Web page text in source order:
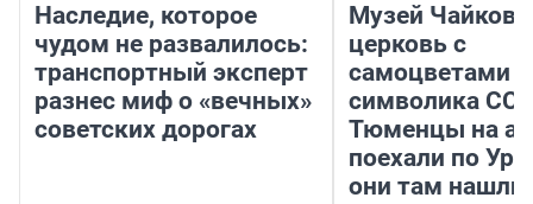
Наследие, которое
чудом не развалилось:
транспортный эксперт
разнес миф о «вечных»
советских дорогах
Музей
церковь с
самоцветами
символика
Тюменцы на
поехали по
они там нашли